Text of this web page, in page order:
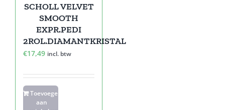
SCHOLL VELVET
SMOOTH
EXPR.PEDI
2ROL.DIAMANTKRISTAL
€17,49 incl. btw
Toevoegen
aan